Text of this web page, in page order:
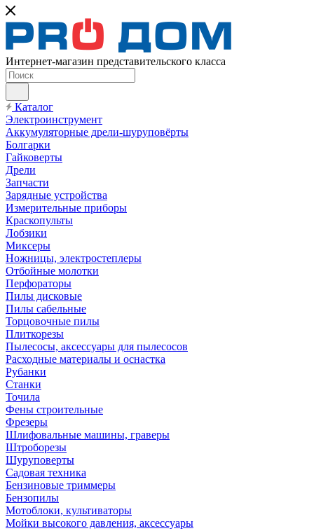
Интернет-магазин представительского класса
Каталог
Электроинструмент
Аккумуляторные дрели-шуруповёрты
Болгарки
Гайковерты
Дрели
Запчасти
Зарядные устройства
Измерительные приборы
Краскопульты
Лобзики
Миксеры
Ножницы, электростеплеры
Отбойные молотки
Перфораторы
Пилы дисковые
Пилы сабельные
Торцовочные пилы
Плиткорезы
Пылесосы, аксессуары для пылесосов
Расходные материалы и оснастка
Рубанки
Станки
Точила
Фены строительные
Фрезеры
Шлифовальные машины, граверы
Штроборезы
Шуруповерты
Садовая техника
Бензиновые триммеры
Бензопилы
Мотоблоки, культиваторы
Мойки высокого давления, аксессуары